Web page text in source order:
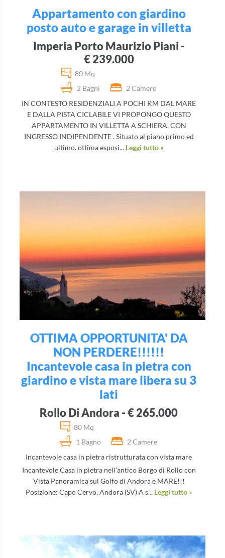
Appartamento con giardino
posto auto e garage in villetta
Imperia Porto Maurizio Piani -
€ 239.000
80 Mq
2 Bagni
2 Camere
IN CONTESTO RESIDENZIALI A POCHI KM DAL MARE
E DALLA PISTA CICLABILE VI PROPONGO QUESTO
APPARTAMENTO IN VILLETTA A SCHIERA. CON
INGRESSO INDIPENDENTE . Situato al piano primo ed
ultimo. ottima esposi... Leggi tutto »
OTTIMA OPPORTUNITA' DA
NON PERDERE!!!!!!
Incantevole casa in pietra con
giardino e vista mare libera su 3
lati
Rollo Di Andora - € 265.000
80 Mq
1 Bagno
2 Camere
Incantevole casa in pietra ristrutturata con vista mare
Incantevole Casa in pietra nell'antico Borgo di Rollo con
Vista Panoramica sul Golfo di Andora e MARE!!!
Posizione: Capo Cervo, Andora (SV) A s... Leggi tutto »